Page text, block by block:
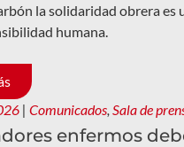
la solidaridad obrera es
humana.
| Comunicados, Sala de
enfermos